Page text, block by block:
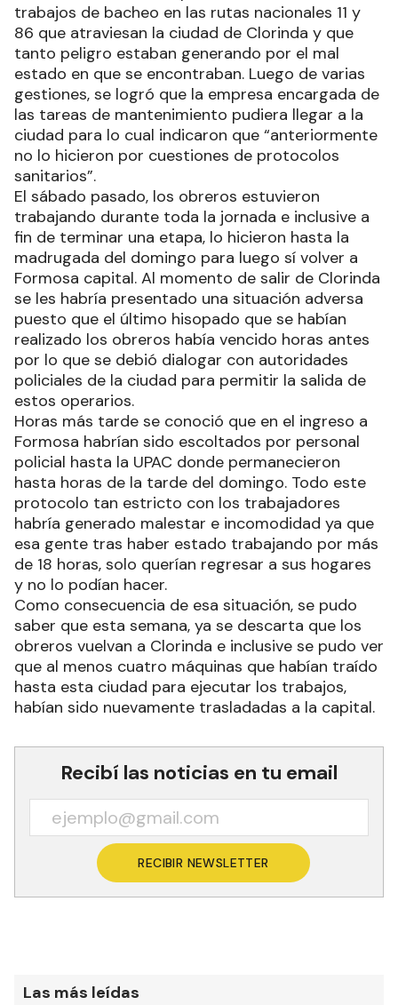
trabajos de bacheo en las rutas nacionales 11 y
86 que atraviesan la ciudad de Clorinda y que
tanto peligro estaban generando por el mal
estado en que se encontraban. Luego de varias
gestiones, se logró que la empresa encargada de
las tareas de mantenimiento pudiera llegar a la
ciudad para lo cual indicaron que “anteriormente
no lo hicieron por cuestiones de protocolos
sanitarios”.
El sábado pasado, los obreros estuvieron
trabajando durante toda la jornada e inclusive a
fin de terminar una etapa, lo hicieron hasta la
madrugada del domingo para luego sí volver a
Formosa capital. Al momento de salir de Clorinda
se les habría presentado una situación adversa
puesto que el último hisopado que se habían
realizado los obreros había vencido horas antes
por lo que se debió dialogar con autoridades
policiales de la ciudad para permitir la salida de
estos operarios.
Horas más tarde se conoció que en el ingreso a
Formosa habrían sido escoltados por personal
policial hasta la UPAC donde permanecieron
hasta horas de la tarde del domingo. Todo este
protocolo tan estricto con los trabajadores
habría generado malestar e incomodidad ya que
esa gente tras haber estado trabajando por más
de 18 horas, solo querían regresar a sus hogares
y no lo podían hacer.
Como consecuencia de esa situación, se pudo
saber que esta semana, ya se descarta que los
obreros vuelvan a Clorinda e inclusive se pudo ver
que al menos cuatro máquinas que habían traído
hasta esta ciudad para ejecutar los trabajos,
habían sido nuevamente trasladadas a la capital.
Recibí las noticias en tu email
RECIBIR NEWSLETTER
Las más leídas